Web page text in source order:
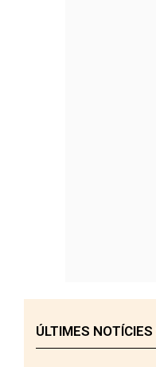
ÚLTIMES